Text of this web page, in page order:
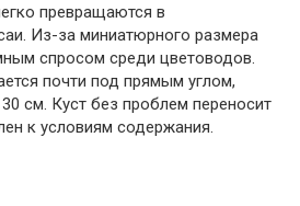
превращаются в
Из-за миниатюрного размера
спросом среди цветоводов.
почти под прямым углом,
см. Куст без проблем переносит
к условиям содержания.